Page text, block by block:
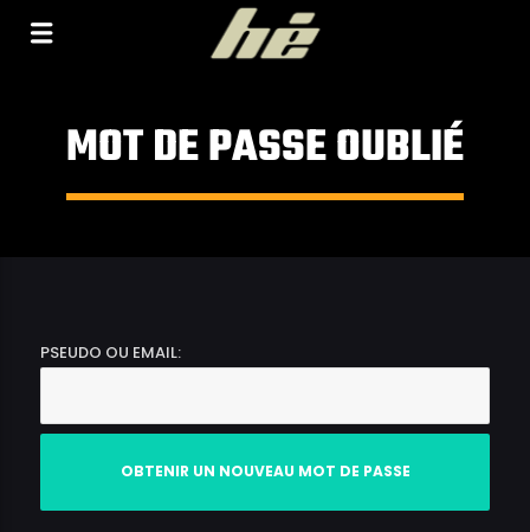
MOT DE PASSE OUBLIÉ
PSEUDO OU EMAIL: